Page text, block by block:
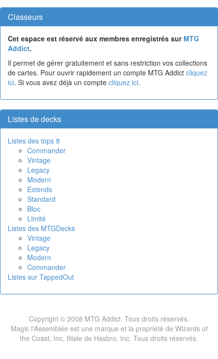
Classeurs
Cet espace est réservé aux membres enregistrés sur MTG
Addict.
Il permet de gérer gratuitement et sans restriction vos collections
de cartes. Pour ouvrir rapidement un compte MTG Addict cliquez
ici. Si vous avez déjà un compte cliquez ici.
Listes de decks
Listes des tops 8
Commander
Vintage
Legacy
Modern
Extends
Standard
Bloc
Limité
Listes des MTGDecks
Vintage
Legacy
Modern
Commander
Listes sur TappedOut
Copyright © 2008 MTG Addict. Tous droits réservés.
Magic l'Assemblée est une marque et la propriété de Wizards of
the Coast, Inc, filiale de Hasbro, Inc. Tous droits réservés.